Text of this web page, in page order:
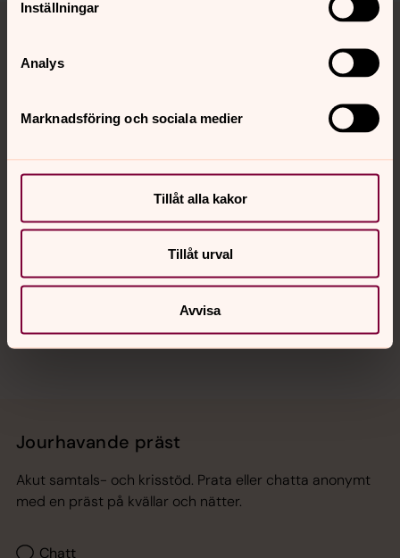
Inställningar
Analys
Marknadsföring och sociala medier
Tillåt alla kakor
Tillåt urval
Avvisa
Tillbaka till toppen
Tillbaka till innehållet
Kalender
Hitta snabbt
Jourhavande präst
Akut samtals- och krisstöd. Prata eller chatta anonymt
med en präst på kvällar och nätter.
Chatt